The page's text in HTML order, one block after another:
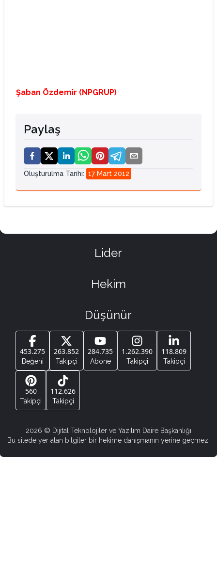
Şaban Özdemir (NPGRUP)
Paylaş
Oluşturulma Tarihi: 17 Mart 2012
Lider
Hekim
Düşünür
453.275
Beğeni
263.852
Takipçi
284.735
Abone
1.262.390
Takipçi
118.809
Takipçi
560
Takipçi
112.626
Takipçi
2026 © Dijital Teknolojiler ve Yazılım Daire Başkanlığı
Bu sitede yer alan bilgiler bir hekime danışmanın yerine geçmez.